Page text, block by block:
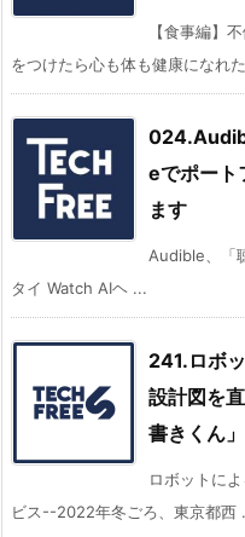
【食事編】
をつけたら心も体も健康になれ
eでポート
ます
Audible、「
タイ Watch AIヘ ...
241.ロボ
設計図を
書きくん
ロボットに
ビス--2022年冬ごろ、東京都西